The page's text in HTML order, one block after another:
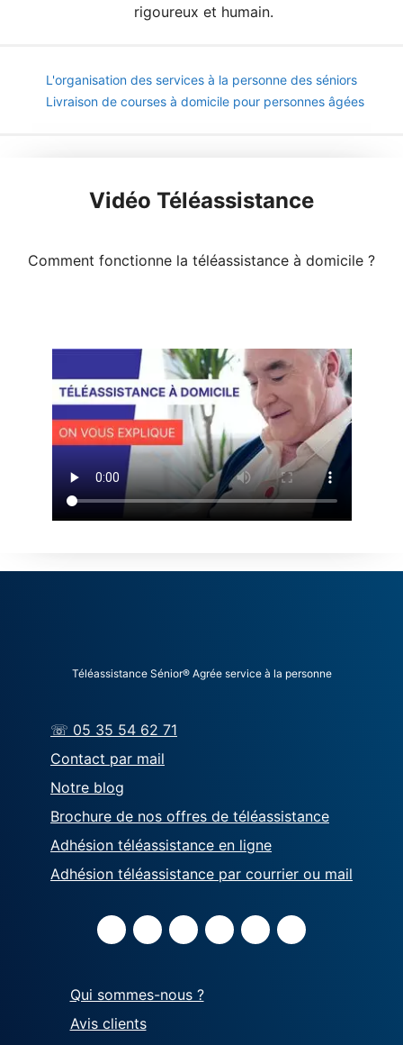
rigoureux et humain.
L'organisation des services à la personne des séniors
Livraison de courses à domicile pour personnes âgées
Vidéo Téléassistance
Comment fonctionne la téléassistance à domicile ?
Téléassistance Sénior® Agrée service à la personne
☏ 05 35 54 62 71
Contact par mail
Notre blog
Brochure de nos offres de téléassistance
Adhésion téléassistance en ligne
Adhésion téléassistance par courrier ou mail
Qui sommes-nous ?
Avis clients